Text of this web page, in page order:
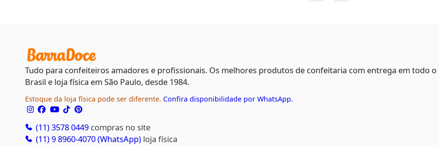
Tudo para confeiteiros amadores e profissionais. Os melhores produtos de confeitaria com entrega em todo o
Brasil e loja física em São Paulo, desde 1984.
Estoque da loja física pode ser diferente. Confira disponibilidade por WhatsApp.
(11) 3578 0449 compras no site
(11) 9 8960-4070 (WhatsApp) loja física